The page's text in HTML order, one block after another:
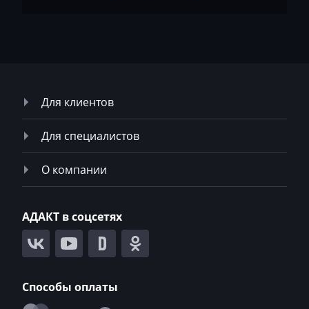
Omoda
Opel
Oting
Perkins
Peterbilt
Peugeot
Для клиентов
Для специалистов
О компании
АДАКТ в соцсетях
Способы оплаты